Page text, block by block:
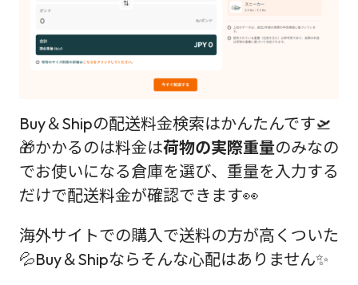
Buy＆Shipの配送料金検索はかんたんです🛫
🎁かかるのは料金は荷物の実際重量のみなの
でお使いになる倉庫を選び、重量を入力する
だけで配送料金が確認できます👀
海外サイトでの購入で送料の方が高くついた
💦Buy＆Shipならそんな心配はありません✨